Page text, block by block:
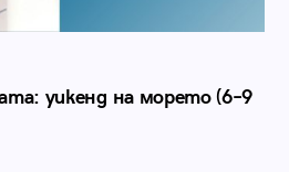
уикенд на морето (6–9